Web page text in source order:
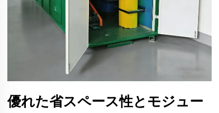
優れた省スペース性とモジュー